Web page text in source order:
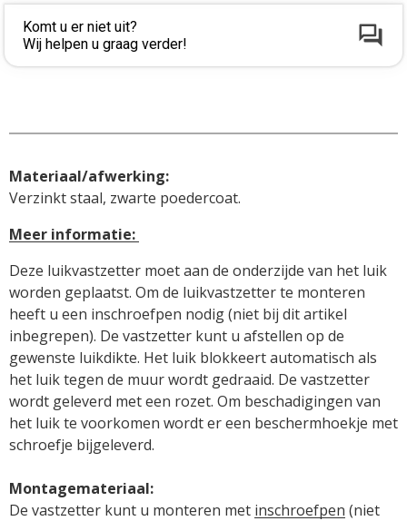
Komt u er niet uit?
Wij helpen u graag verder!
Materiaal/afwerking:
Verzinkt staal, zwarte poedercoat.
Meer informatie:
Deze luikvastzetter moet aan de onderzijde van het luik
worden geplaatst. Om de luikvastzetter te monteren
heeft u een inschroefpen nodig (niet bij dit artikel
inbegrepen). De vastzetter kunt u afstellen op de
gewenste luikdikte. Het luik blokkeert automatisch als
het luik tegen de muur wordt gedraaid. De vastzetter
wordt geleverd met een rozet. Om beschadigingen van
het luik te voorkomen wordt er een beschermhoekje met
schroefje bijgeleverd.
De vastzetter kunt u monteren met inschroefpen (niet